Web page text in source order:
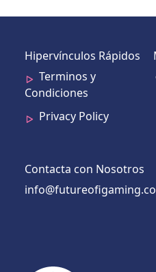
Hipervínculos Rápidos
Terminos y
Condiciones
Privacy Policy
Contacta con Nosotros